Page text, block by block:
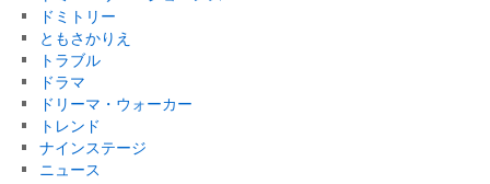
ドミトリー
ともさかりえ
トラブル
ドラマ
ドリーマ・ウォーカー
トレンド
ナインステージ
ニュース